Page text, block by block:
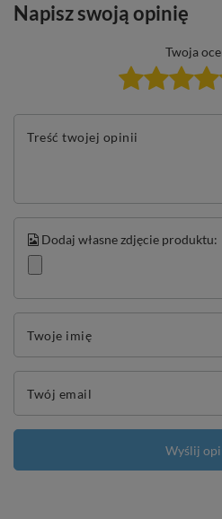
Napisz swoją opinię
Twoja
Treść twojej opinii
Dodaj własne zdjęcie produktu:
Twoje imię
Twój email
Wyślij